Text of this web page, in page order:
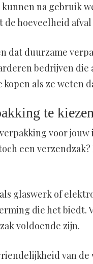
na gebruik
hoeveelheid
dat duurzame
bedrijven
kopen als ze weten
te
voor
een
glaswerk of
die het
voldoende zijn.
van